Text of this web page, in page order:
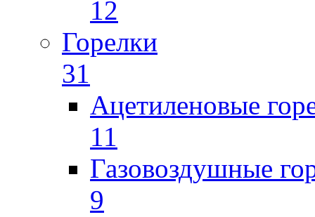
12
Горелки
31
Ацетиленовые
11
Газовоздушные
9